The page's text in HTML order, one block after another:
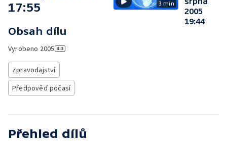
17:55
Obsah dílu
Vyrobeno 2005
Zpravodajství
Předpověď počasí
3 min
2005
19:44
Přehled dílů